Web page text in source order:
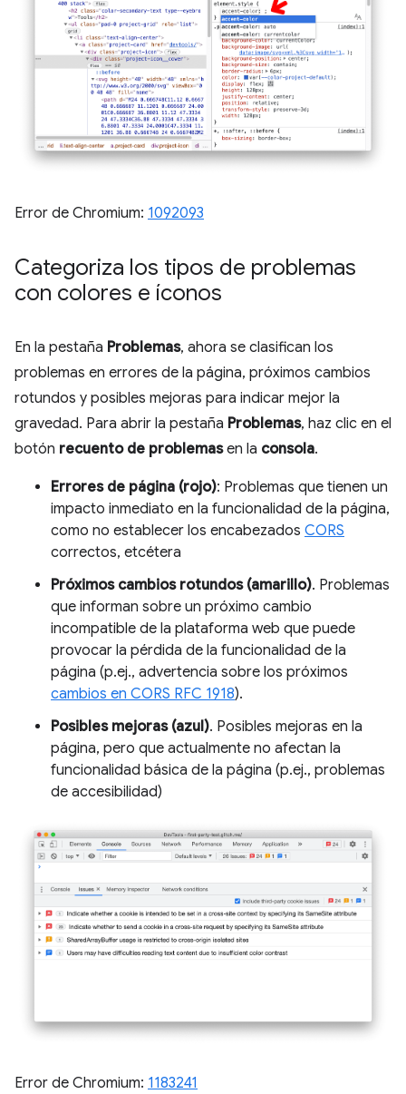
Error de Chromium: 1092093
Categoriza los tipos de problemas
con colores e íconos
En la pestaña Problemas, ahora se clasifican los
problemas en errores de la página, próximos cambios
rotundos y posibles mejoras para indicar mejor la
gravedad. Para abrir la pestaña Problemas, haz clic en el
botón recuento de problemasen la consola.
Errores de página (rojo): Problemas que tienen un
impacto inmediato en la funcionalidad de la página,
como no establecer los encabezados CORS
correctos, etcétera
Próximos cambios rotundos (amarillo). Problemas
que informan sobre un próximo cambio
incompatible de la plataforma web que puede
provocar la pérdida de la funcionalidad de la
página (p.ej., advertencia sobre los próximos
cambios en CORS RFC 1918).
Posibles mejoras (azul). Posibles mejoras en la
página, pero que actualmente no afectan la
funcionalidad básica de la página (p.ej., problemas
de accesibilidad)
Error de Chromium: 1183241